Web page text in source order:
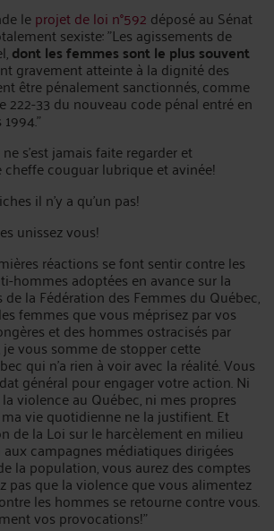
leprojet de loi n°592 déposé au Sénat
sexiste: "Les agissements de
dont les femmes sont le plus souvent
gravement atteinte à la dignité des
être pénalement sanctionnés, comme
222-33 du nouveau code pénal entré en
s'est jamais faite regarder et
couguar lubrique et avinée!
il n'y a qu'un pas!
unissez vous!
réactions se font sentir contre les
hommes adoptées en avance sur la
de la Fédération des Femmes du Québec,
femmes que vous méprisez par vos
et des hommes ostracisés par
vous somme de stopper cette
qui n'a rien à voir avec la réalité. Vous
général pour engager votre action. Ni
violence au Québec, ni mes propres
vie quotidienne ne la justifient. Et
de la Loi sur le harcèlement en milieu
campagnes médiatiques dirigées
la population, vous aurez des comptes
pas que la violence que vous alimentez
les hommes se retourne contre vous.
vos provocations!"